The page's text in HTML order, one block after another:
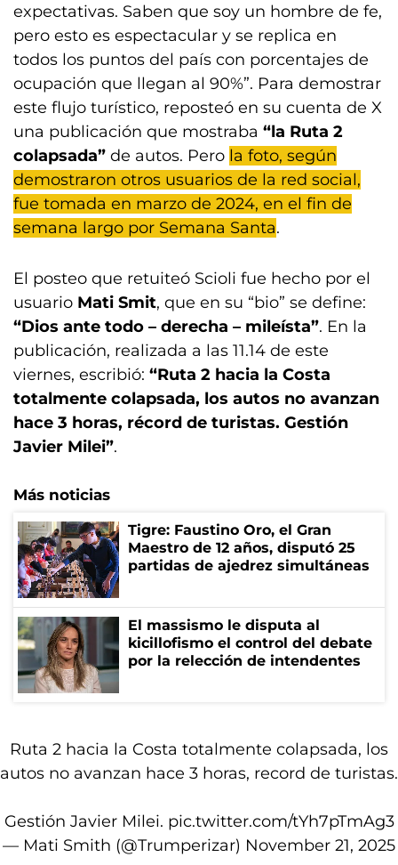
expectativas. Saben que soy un hombre de fe,
pero esto es espectacular y se replica en
todos los puntos del país con porcentajes de
ocupación que llegan al 90%”. Para demostrar
este flujo turístico, reposteó en su cuenta de X
una publicación que mostraba “la Ruta 2
colapsada” de autos. Pero la foto, según
demostraron otros usuarios de la red social,
fue tomada en marzo de 2024, en el fin de
semana largo por Semana Santa.
El posteo que retuiteó Scioli fue hecho por el
usuario Mati Smit, que en su “bio” se define:
“Dios ante todo – derecha – mileísta”. En la
publicación, realizada a las 11.14 de este
viernes, escribió: “Ruta 2 hacia la Costa
totalmente colapsada, los autos no avanzan
hace 3 horas, récord de turistas. Gestión
Javier Milei”.
Más noticias
Tigre: Faustino Oro, el Gran
Maestro de 12 años, disputó 25
partidas de ajedrez simultáneas
El massismo le disputa al
kicillofismo el control del debate
por la relección de intendentes
Ruta 2 hacia la Costa totalmente colapsada, los
autos no avanzan hace 3 horas, record de turistas.
Gestión Javier Milei. pic.twitter.com/tYh7pTmAg3
— Mati Smith (@Trumperizar) November 21, 2025